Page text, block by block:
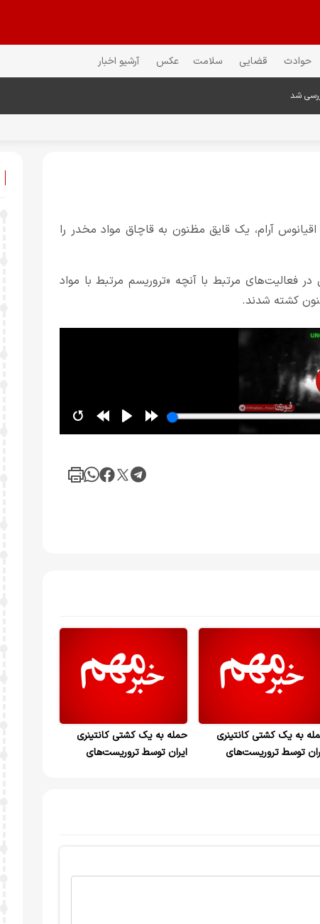
حوادث قضایی سلامت عکس آرشیو اخبار
شد
آرام، یک قایق مظنون به قاچاق مواد مخدر را
فعالیت‌های مرتبط با آنچه «تروریسم مرتبط با مواد
کشته شدند.
به یک کشتی کانتینری
توسط تروریست‌های
حمله به یک کشتی کانتینری
ایران توسط تروریست‌های